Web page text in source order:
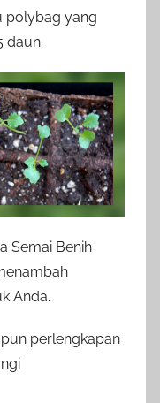
polybag yang
daun.
Semai Benih
Anda.
perlengkapan